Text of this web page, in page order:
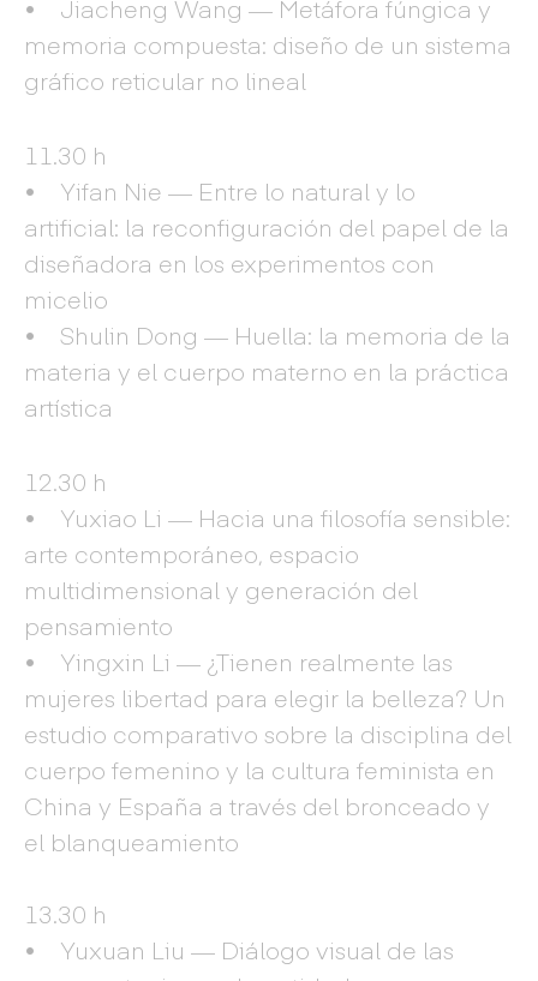
• Jiacheng Wang — Metáfora fúngica y
memoria compuesta: diseño de un sistema
gráfico reticular no lineal
11.30 h
• Yifan Nie — Entre lo natural y lo
artificial: la reconfiguración del papel de la
diseñadora en los experimentos con
micelio
• Shulin Dong — Huella: la memoria de la
materia y el cuerpo materno en la práctica
artística
12.30 h
• Yuxiao Li — Hacia una filosofía sensible:
arte contemporáneo, espacio
multidimensional y generación del
pensamiento
• Yingxin Li — ¿Tienen realmente las
mujeres libertad para elegir la belleza? Un
estudio comparativo sobre la disciplina del
cuerpo femenino y la cultura feminista en
China y España a través del bronceado y
el blanqueamiento
13.30 h
• Yuxuan Liu — Diálogo visual de las